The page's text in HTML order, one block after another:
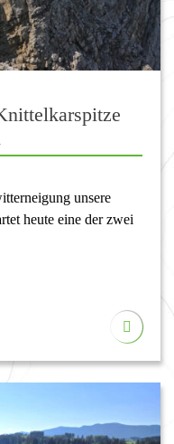
unsere
heute eine der zwei